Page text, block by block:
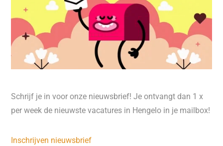
Schrijf je in voor onze nieuwsbrief! Je ontvangt dan 1 x
per week de nieuwste vacatures in Hengelo in je mailbox!
Inschrijven nieuwsbrief